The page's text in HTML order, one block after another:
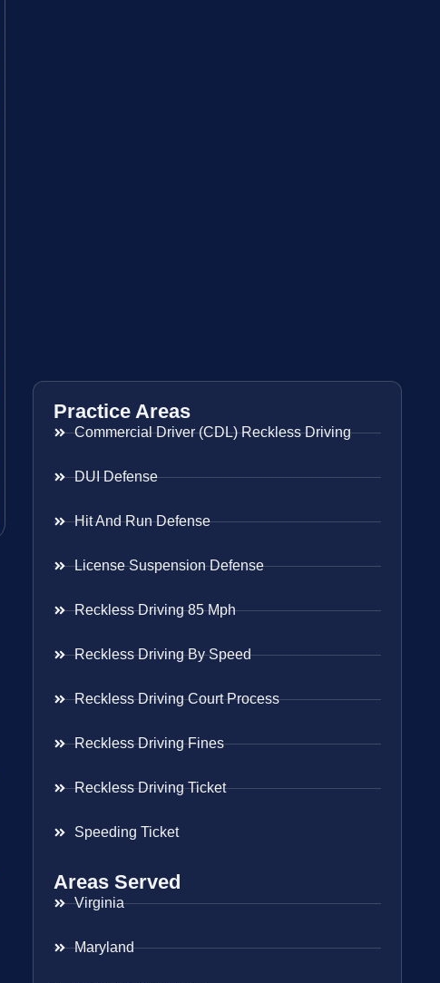
Practice Areas
Commercial Driver (CDL) Reckless Driving
DUI Defense
Hit And Run Defense
License Suspension Defense
Reckless Driving 85 Mph
Reckless Driving By Speed
Reckless Driving Court Process
Reckless Driving Fines
Reckless Driving Ticket
Speeding Ticket
Areas Served
Virginia
Maryland